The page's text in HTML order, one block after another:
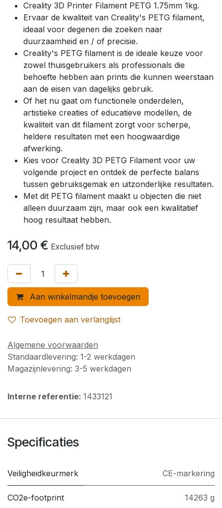
Creality 3D Printer Filament PETG 1.75mm 1kg.
Ervaar de kwaliteit van Creality's PETG filament,
ideaal voor degenen die zoeken naar
duurzaamheid en / of precisie.
Creality's PETG filament is de ideale keuze voor
zowel thuisgebruikers als professionals die
behoefte hebben aan prints die kunnen weerstaan
aan de eisen van dagelijks gebruik.
Of het nu gaat om functionele onderdelen,
artistieke creaties of educatieve modellen, de
kwaliteit van dit filament zorgt voor scherpe,
heldere resultaten met een hoogwaardige
afwerking.
Kies voor Creality 3D PETG Filament voor uw
volgende project en ontdek de perfecte balans
tussen gebruiksgemak en uitzonderlijke resultaten.
Met dit PETG filament maakt u objecten die niet
alleen duurzaam zijn, maar ook een kwalitatief
hoog resultaat hebben.
14,00 € Exclusief btw
Aan winkelmandje toevoegen
Toevoegen aan verlanglijst
Algemene voorwaarden
Standaardlevering: 1-2 werkdagen
Magazijnlevering: 3-5 werkdagen
Interne referentie: 1433121
Specificaties
Veiligheidkeurmerk CE-markering
CO2e-footprint 14263 g